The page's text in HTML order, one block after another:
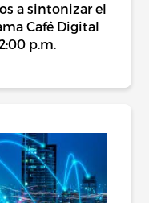
a sintonizar el
Café Digital
p.m.